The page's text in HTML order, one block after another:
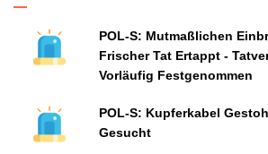
POL-S: Mutmaßlichen
Frischer Tat Ertappt -
Vorläufig Festgenommen
POL-S: Kupferkabel
Gesucht